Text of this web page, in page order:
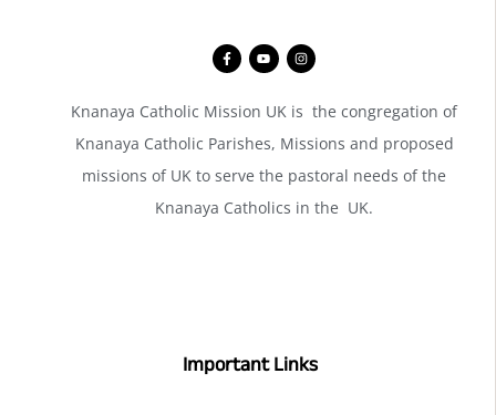
Knanaya Catholic Mission UK is the congregation of
Knanaya Catholic Parishes, Missions and proposed
missions of UK to serve the pastoral needs of the
Knanaya Catholics in the UK.
Important Links